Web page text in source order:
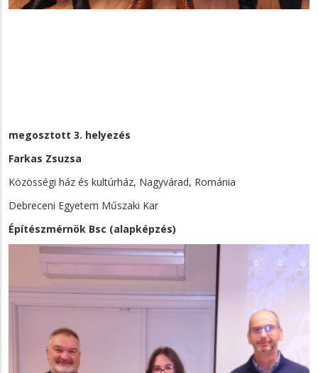
megosztott 3. helyezés
Farkas Zsuzsa
Közösségi ház és kultúrház, Nagyvárad, Románia
Debreceni Egyetem Műszaki Kar
Építészmérnök Bsc (alapképzés)